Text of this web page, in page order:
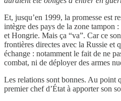
Et, jusqu’en 1999, la promesse est
intègre des pays de la zone tampon
et Hongrie. Mais ça “va”. Car ce
frontières directes avec la Russie et
échange : notamment le fait de ne
combat, ni de déployer des armes
Les relations sont bonnes. Au point
premier chef d’État à apporter son